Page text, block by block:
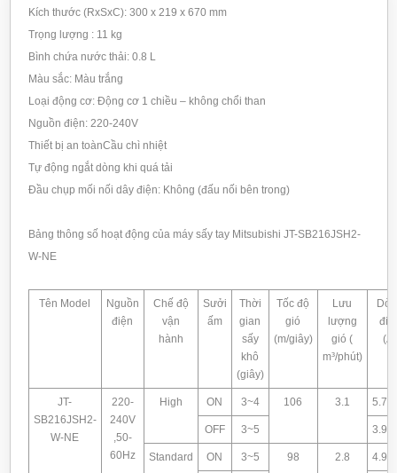
Kích thước (RxSxC): 300 x 219 x 670 mm
Trọng lượng : 11 kg
Bình chứa nước thải: 0.8 L
Màu sắc: Màu trắng
Loại động cơ: Động cơ 1 chiều – không chổi than
Nguồn điện: 220-240V
Thiết bị an toànCầu chì nhiệt
Tự động ngắt dòng khi quá tải
Đầu chụp mối nối dây điện: Không (đấu nối bên trong)
Bảng thông số hoạt động của máy sấy tay Mitsubishi JT-SB216JSH2-
W-NE
Tên Model
Nguồn
điện
Chế độ
vận
hành
Sưởi
ấm
Thời
gian
sấy
khô
(giây)
Tốc độ
gió
(m/giây)
Lưu
lượng
gió (
m³/phút)
(A)
JT-
SB216JSH2-
W-NE
220-
240V
,50-
60Hz
High ON 3~4 106 3.1
OFF 3~5
Standard ON 3~5 98 2.8